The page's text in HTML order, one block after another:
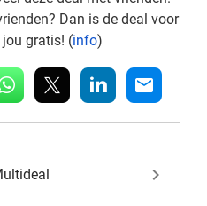
Dan is de deal voor
jou gratis! (info)
linkedin mail
keyboard_arrow_right